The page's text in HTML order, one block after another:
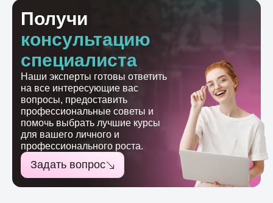
Получи
консультацию
специалиста
Наши эксперты готовы ответить
на все интересующие вас
вопросы, предоставить
профессиональные советы и
помочь выбрать лучшие курсы
для вашего личного и
профессионального роста.
Задать вопрос